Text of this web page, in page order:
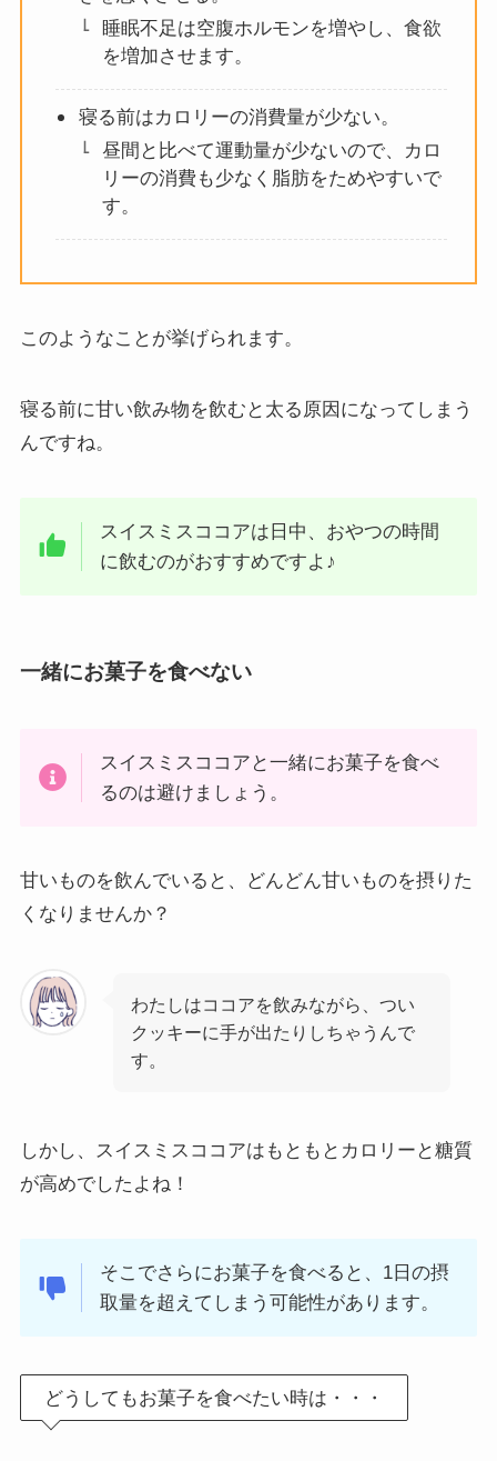
睡眠不足は空腹ホルモンを増やし、食欲
を増加させます。
寝る前はカロリーの消費量が少ない。
昼間と比べて運動量が少ないので、カロ
リーの消費も少なく脂肪をためやすいで
す。
このようなことが挙げられます。
寝る前に甘い飲み物を飲むと太る原因になってしまう
んですね。
スイスミスココアは日中、おやつの時間
に飲むのがおすすめですよ♪
一緒にお菓子を食べない
スイスミスココアと一緒にお菓子を食べ
るのは避けましょう。
甘いものを飲んでいると、どんどん甘いものを摂りた
くなりませんか？
わたしはココアを飲みながら、つい
クッキーに手が出たりしちゃうんで
す。
しかし、スイスミスココアはもともとカロリーと糖質
が高めでしたよね！
そこでさらにお菓子を食べると、1日の摂
取量を超えてしまう可能性があります。
どうしてもお菓子を食べたい時は・・・